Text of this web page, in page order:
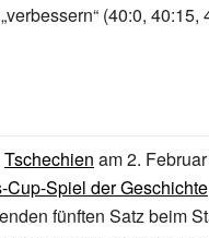
(40:0, 40:15,
Tschechien am 2.
Cup-Spiel der Geschichte
fünften Satz beim